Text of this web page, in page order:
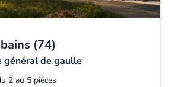
(74)
général de gaulle
2 au 5 pièces